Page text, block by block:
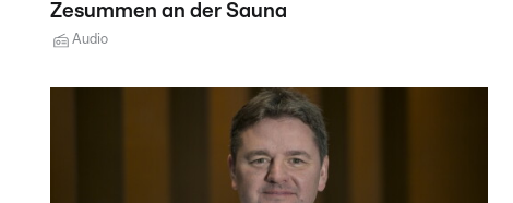
Zesummen an der Sauna
Audio